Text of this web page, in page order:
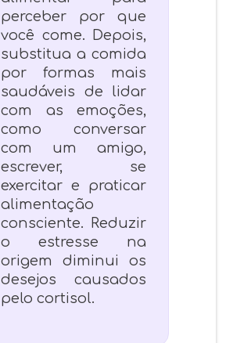
perceber por que
você come. Depois,
substitua a comida
por formas mais
saudáveis de lidar
com as emoções,
como conversar
com um amigo,
escrever, se
exercitar e praticar
alimentação
consciente. Reduzir
o estresse na
origem diminui os
desejos causados
pelo cortisol.